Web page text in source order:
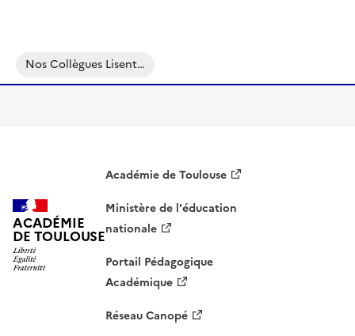
Nos Collègues Lisent…
ACADÉMIE
DE TOULOUSE
Académie de Toulouse
Ministère de l'éducation
nationale
Portail Pédagogique
Académique
Réseau Canopé